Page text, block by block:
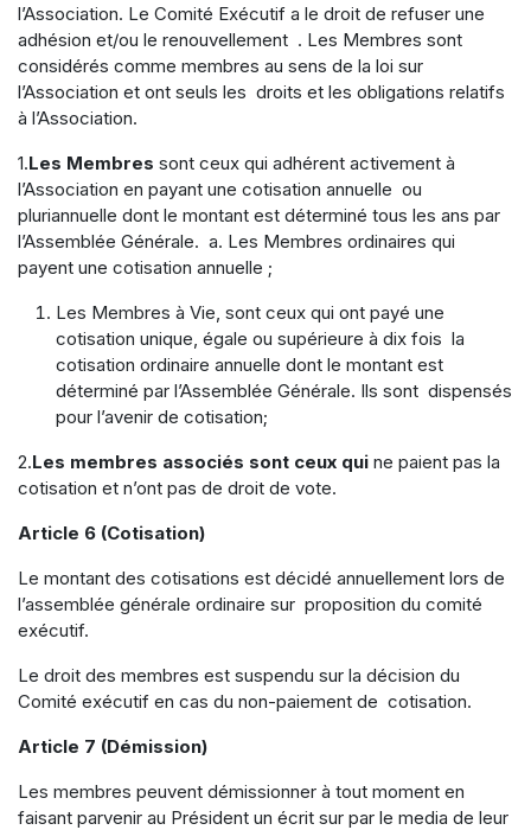
l’Association. Le Comité Exécutif a le droit de refuser une
adhésion et/ou le renouvellement . Les Membres sont
considérés comme membres au sens de la loi sur
l’Association et ont seuls les droits et les obligations relatifs
à l’Association.
1.Les Membres sont ceux qui adhérent activement à
l’Association en payant une cotisation annuelle ou
pluriannuelle dont le montant est déterminé tous les ans par
l’Assemblée Générale. a. Les Membres ordinaires qui
payent une cotisation annuelle ;
Les Membres à Vie, sont ceux qui ont payé une
cotisation unique, égale ou supérieure à dix fois la
cotisation ordinaire annuelle dont le montant est
déterminé par l’Assemblée Générale. Ils sont dispensés
pour l’avenir de cotisation;
2.Les membres associés sont ceux qui ne paient pas la
cotisation et n’ont pas de droit de vote.
Article 6 (Cotisation)
Le montant des cotisations est décidé annuellement lors de
l’assemblée générale ordinaire sur proposition du comité
exécutif.
Le droit des membres est suspendu sur la décision du
Comité exécutif en cas du non-paiement de cotisation.
Article 7 (Démission)
Les membres peuvent démissionner à tout moment en
faisant parvenir au Président un écrit sur par le media de leur